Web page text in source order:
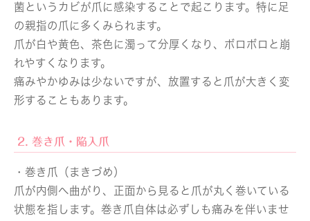
菌というカビが爪に感染することで起こります。特に足
の親指の爪に多くみられます。
爪が白や黄色、茶色に濁って分厚くなり、ボロボロと崩
れやすくなります。
痛みやかゆみは少ないですが、放置すると爪が大きく変
形することもあります。
2. 巻き爪・陥入爪
・巻き爪（まきづめ）
爪が内側へ曲がり、正面から見ると爪が丸く巻いている
状態を指します。巻き爪自体は必ずしも痛みを伴いませ